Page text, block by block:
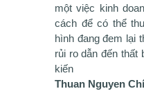
một việc kinh
cách để có thể
hình đang đem lại
rủi ro dẫn đến thất
kiến
Thuan Nguyen